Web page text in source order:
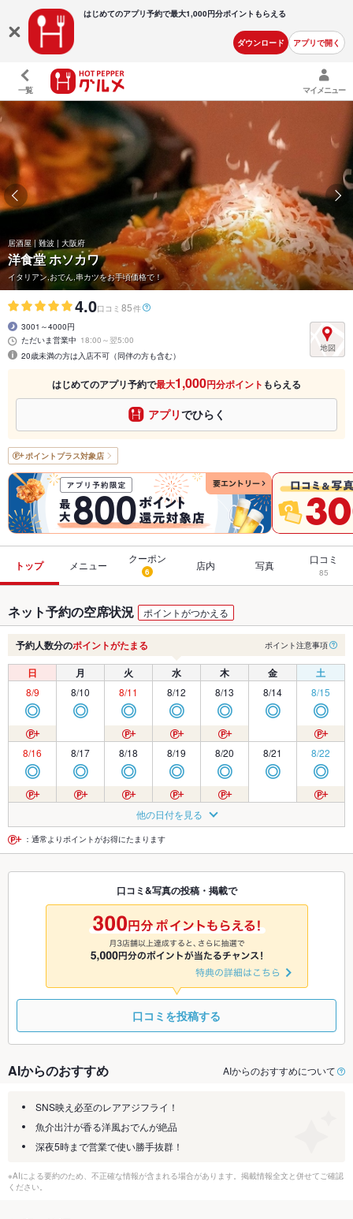
はじめてのアプリ予約で最大1,000円分ポイントもらえる
ダウンロード アプリで開く
一覧 マイメニュー
居酒屋 | 難波 | 大阪府
洋食堂 ホソカワ
イタリアン,おでん,串カツをお手頃価格で！
4.0口コミ 85件
3001～4000円
ただいま営業中 18:00～翌5:00
20歳未満の方は入店不可（同伴の方も含む）
はじめてのアプリ予約で最大1,000円分ポイント もらえる
アプリでひらく
ポイントプラス対象店
トップ メニュー
クーポン
6 店内 写真 口コミ
85
ネット予約の空席状況 ポイントがつかえる
予約人数分のポイントがたまる ポイント注意事項
日 月 火 水 木 金 土
8/9
◎
8/10
◎
8/11
◎
8/12
◎
8/13
◎
8/14
◎
8/15
◎
8/16
◎
8/17
◎
8/18
◎
8/19
◎
8/20
◎
8/21
◎
8/22
◎
◎ ◎
8/25
◎
8/26
◎
8/27
◎ ◎ ◎
8/30 8/31 9/1
◎
9/2
◎
9/3
◎
9/4 9/5
9/8
◎
9/9
◎
9/10
◎
9/11
他の日付を見る
：通常よりポイントがお得にたまります
口コミ&写真の投稿・掲載で
口コミを投稿する
AIからのおすすめ AIからのおすすめについて
SNS映え必至のレアアジフライ！
魚介出汁が香る洋風おでんが絶品
深夜5時まで営業で使い勝手抜群！
※AIによる要約のため、不正確な情報が含まれる場合があります。掲載情報全文と併せてご確認
ください。